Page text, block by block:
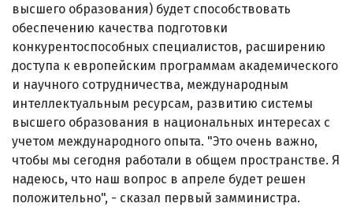
высшего образования) будет способствовать
обеспечению качества подготовки
конкурентоспособных специалистов, расширению
доступа к европейским программам академического
и научного сотрудничества, международным
интеллектуальным ресурсам, развитию системы
высшего образования в национальных интересах с
учетом международного опыта. "Это очень важно,
чтобы мы сегодня работали в общем пространстве. Я
надеюсь, что наш вопрос в апреле будет решен
положительно", - сказал первый замминистра.